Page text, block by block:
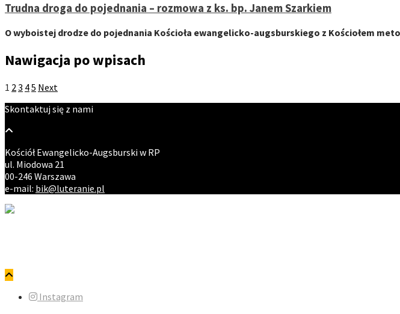
Trudna droga do pojednania – rozmowa z ks. bp. Janem Szarkiem
O wyboistej drodze do pojednania Kościoła ewangelicko-augsburskiego z Kościołem
Nawigacja po wpisach
1 23 45 Next
Skontaktuj się z nami
Kościół Ewangelicko-Augsburski w RP
ul. Miodowa 21
00-246 Warszawa
e-mail: bik@luteranie.pl
Instagram